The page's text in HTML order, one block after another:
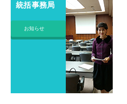
統括事務局
お知らせ